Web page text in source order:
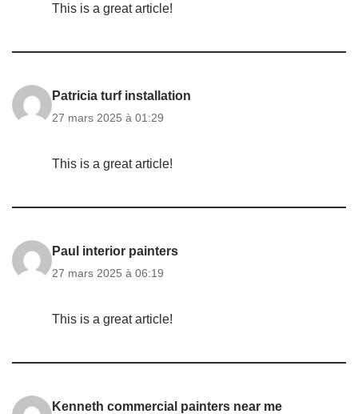
This is a great article!
Patricia turf installation
27 mars 2025 à 01:29
This is a great article!
Paul interior painters
27 mars 2025 à 06:19
This is a great article!
Kenneth commercial painters near me